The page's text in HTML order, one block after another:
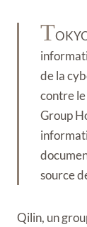
T
de la
contre le
Group
source
Qilin, un